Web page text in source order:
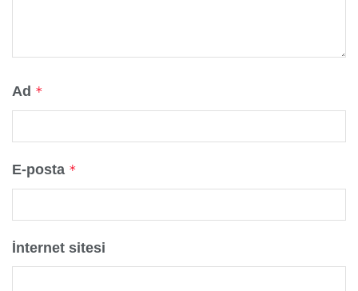
Ad *
E-posta *
İnternet sitesi